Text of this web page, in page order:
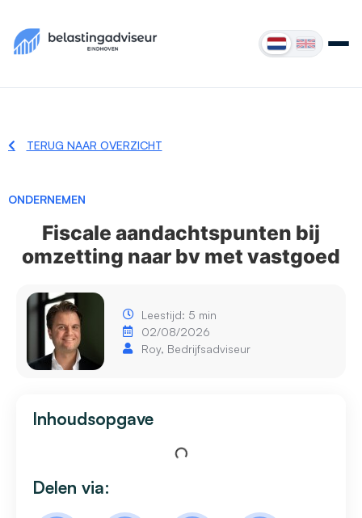
TERUG NAAR OVERZICHT
ONDERNEMEN
Fiscale aandachtspunten bij
omzetting naar bv met vastgoed
Leestijd: 5 min
02/08/2026
Roy, Bedrijfsadviseur
Inhoudsopgave
Delen via: